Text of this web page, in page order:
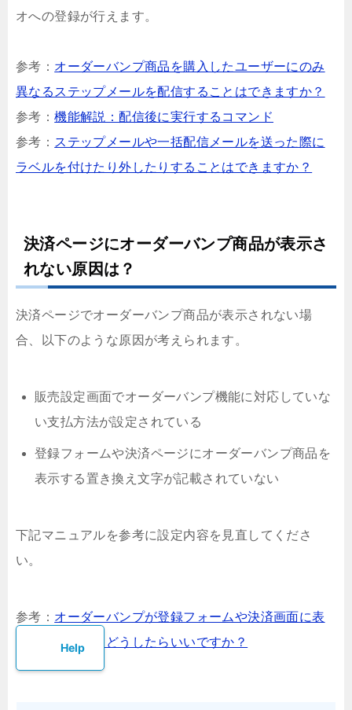
オへの登録が行えます。
参考： オーダーバンプ商品を購入したユーザーにのみ
異なるステップメールを配信することはできますか？
参考：機能解説：配信後に実行するコマンド
参考： ステップメールや一括配信メールを送った際に
ラベルを付けたり外したりすることはできますか？
決済ページにオーダーバンプ商品が表示さ
れない原因は？
決済ページでオーダーバンプ商品が表示されない場
合、以下のような原因が考えられます。
販売設定画面でオーダーバンプ機能に対応していな
い支払方法が設定されている
登録フォームや決済ページにオーダーバンプ商品を
表示する置き換え文字が記載されていない
下記マニュアルを参考に設定内容を見直してくださ
い。
参考： オーダーバンプが登録フォームや決済画面に表
示されません。どうしたらいいですか？